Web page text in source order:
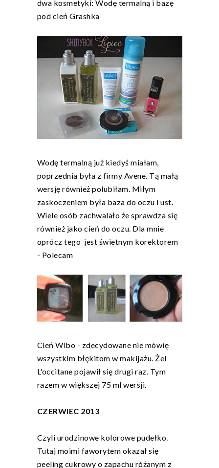
dwa kosmetyki: Wodę termalną i bazę
pod cień Grashka
Wodę termalną już kiedyś miałam,
poprzednia była z firmy Avene. Tą małą
wersję również polubiłam. Miłym
zaskoczeniem była baza do oczu i ust.
Wiele osób zachwalało że sprawdza się
również jako cień do oczu. Dla mnie
oprócz tego jest świetnym korektorem
- Polecam
Cień Wibo - zdecydowane nie mówię
wszystkim błękitom w makijażu. Żel
L'occitane pojawił się drugi raz. Tym
razem w większej 75 ml wersji.
CZERWIEC 2013
Czyli urodzinowe kolorowe pudełko.
Tutaj moimi faworytem okazał się
peeling cukrowy o zapachu różanym z